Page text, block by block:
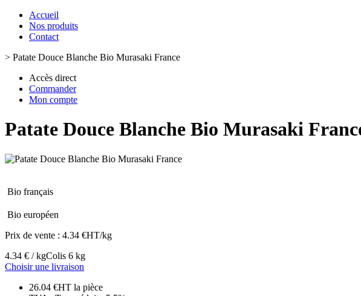
Accueil
Nos produits
Contact
> Patate Douce Blanche Bio Murasaki France
Accès direct
Commander
Mon compte
Patate Douce Blanche Bio Murasaki
Bio français
Bio européen
Prix de vente : 4.34 €HT/kg
4.34 € / kgColis 6 kg
Choisir une livraison
26.04 €HT la pièce